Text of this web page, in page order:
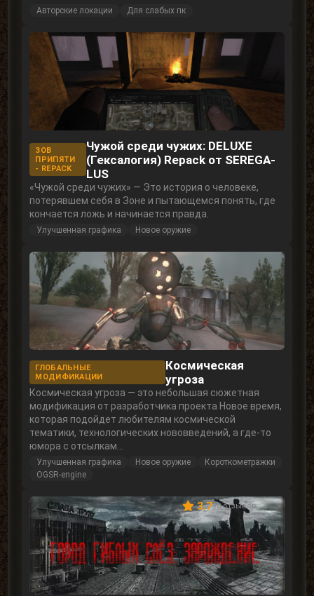
Авторские локации Для слабых пк
ЗОВ
ПРИПЯТИ
- REPACK
Чужой среди чужих: DELUXE
(Гексалогия) Repack от SEREGA-
LUS
«Чужой среди чужих» — Это история о человеке,
потерявшем себя в Зоне и пытающемся понять, где
кончается ложь и начинается правда.
Улучшенная графика Новое оружие
ГЛОБАЛЬНЫЕ
МОДИФИКАЦИИ
Космическая
угроза
Космическая угроза — это небольшая сюжетная
модификация от разработчика проекта Новое время,
которая подойдет любителям космической
тематики, технологических нововведений, а где-то
юмора с отсылкам...
Улучшенная графика Новое оружие
Короткометражки
OGSR-engine
3.710 отзывов